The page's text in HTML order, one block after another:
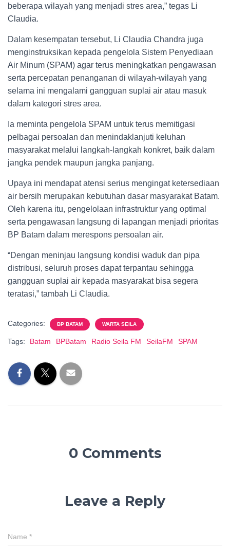
beberapa wilayah yang menjadi stres area,” tegas Li
Claudia.
Dalam kesempatan tersebut, Li Claudia Chandra juga
menginstruksikan kepada pengelola Sistem Penyediaan
Air Minum (SPAM) agar terus meningkatkan pengawasan
serta percepatan penanganan di wilayah-wilayah yang
selama ini mengalami gangguan suplai air atau masuk
dalam kategori stres area.
Ia meminta pengelola SPAM untuk terus memitigasi
pelbagai persoalan dan menindaklanjuti keluhan
masyarakat melalui langkah-langkah konkret, baik dalam
jangka pendek maupun jangka panjang.
Upaya ini mendapat atensi serius mengingat ketersediaan
air bersih merupakan kebutuhan dasar masyarakat Batam.
Oleh karena itu, pengelolaan infrastruktur yang optimal
serta pengawasan langsung di lapangan menjadi prioritas
BP Batam dalam merespons persoalan air.
“Dengan meninjau langsung kondisi waduk dan pipa
distribusi, seluruh proses dapat terpantau sehingga
gangguan suplai air kepada masyarakat bisa segera
teratasi,” tambah Li Claudia.
Categories: BP BATAM WARTA SEILA
Tags: Batam BPBatam Radio Seila FM SeilaFM SPAM
0 Comments
Leave a Reply
Name *